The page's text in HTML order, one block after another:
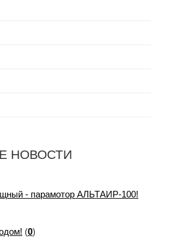
НОВОСТИ
- парамотор АЛЬТАИР-100!
(0)